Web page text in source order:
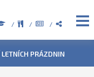
PRÁZDNIN